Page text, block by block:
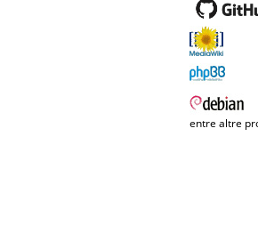
entre altre